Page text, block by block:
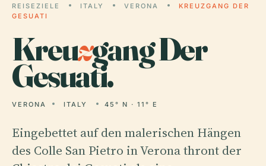
REISEZIELE ITALY VERONA
KREUZGANG DER
GESUATI
Kreuzgang Der
Gesuati.
VERONA ITALY 45° N · 11° E
Eingebettet auf den malerischen Hängen
des Colle San Pietro in Verona thront der